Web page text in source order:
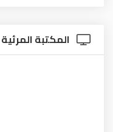
المكتبة المرئية